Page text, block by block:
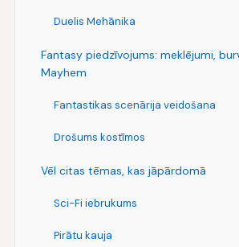
Duelis Mehānika
Fantasy piedzīvojums: meklējumi,
Mayhem
Fantastikas scenārija veidošana
Drošums kostīmos
Vēl citas tēmas, kas jāpārdomā
Sci-Fi iebrukums
Pirātu kauja